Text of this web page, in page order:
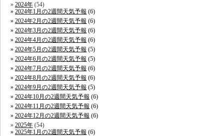
2024年 (54)
2024年1月の2週間天気予報 (6)
2024年2月の2週間天気予報 (6)
2024年3月の2週間天気予報 (6)
2024年4月の2週間天気予報 (6)
2024年5月の2週間天気予報 (5)
2024年6月の2週間天気予報 (5)
2024年7月の2週間天気予報 (6)
2024年8月の2週間天気予報 (6)
2024年9月の2週間天気予報 (5)
2024年10月の2週間天気予報 (6)
2024年11月の2週間天気予報 (6)
2024年12月の2週間天気予報 (6)
2025年 (54)
2025年1月の2週間天気予報 (6)